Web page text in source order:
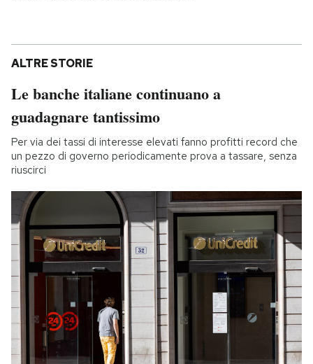
ALTRE STORIE
Le banche italiane continuano a
guadagnare tantissimo
Per via dei tassi di interesse elevati fanno profitti record che
un pezzo di governo periodicamente prova a tassare, senza
riuscirci